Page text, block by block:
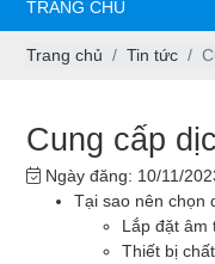
TRANG CHỦ
Trang chủ Tin tức
Cung cấp
Ngày đăng: 10/11/
Tại sao nên chọn
Lắp đặt âm
Thiết bị